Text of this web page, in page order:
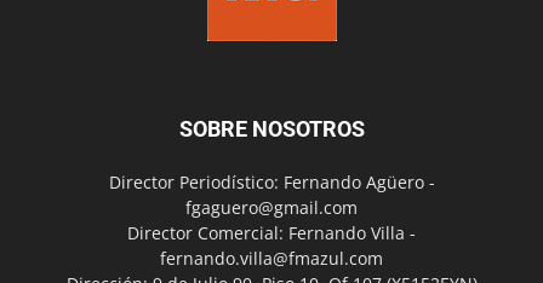
SOBRE NOSOTROS
Director Periodístico: Fernando Agüero -
fgaguero@gmail.com
Director Comercial: Fernando Villa -
fernando.villa@fmazul.com